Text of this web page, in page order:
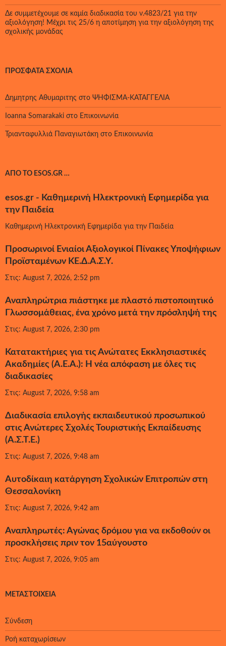
Δε συμμετέχουμε σε καμία διαδικασία του ν.4823/21 για την
αξιολόγηση! Μέχρι τις 25/6 η αποτίμηση για την αξιολόγηση της
σχολικής μονάδας
ΠΡΌΣΦΑΤΑ ΣΧΌΛΙΑ
Δημητρης Αθυμαριτης στο ΨΗΦΙΣΜΑ-ΚΑΤΑΓΓΕΛΙΑ
Ioanna Somarakaki στο Επικοινωνία
Τριανταφυλλιά Παναγιωτάκη στο Επικοινωνία
ΑΠΌ ΤΟ ESOS.GR …
esos.gr - Καθημερινή Ηλεκτρονική Εφημερίδα για
την Παιδεία
Καθημερινή Ηλεκτρονική Εφημερίδα για την Παιδεία
Προσωρινοί Ενιαίοι Αξιολογικοί Πίνακες Υποψήφιων
Προϊσταμένων ΚΕ.Δ.Α.Σ.Υ.
Στις: August 7, 2026, 2:52 pm
Αναπληρώτρια πιάστηκε με πλαστό πιστοποιητικό
Γλωσσομάθειας, ένα χρόνο μετά την πρόσληψή της
Στις: August 7, 2026, 2:30 pm
Κατατακτήριες για τις Ανώτατες Εκκλησιαστικές
Ακαδημίες (Α.Ε.Α.): Η νέα απόφαση με όλες τις
διαδικασίες
Στις: August 7, 2026, 9:58 am
Διαδικασία επιλογής εκπαιδευτικού προσωπικού
στις Ανώτερες Σχολές Τουριστικής Εκπαίδευσης
(Α.Σ.Τ.Ε.)
Στις: August 7, 2026, 9:48 am
Αυτοδίκαιη κατάργηση Σχολικών Επιτροπών στη
Θεσσαλονίκη
Στις: August 7, 2026, 9:42 am
Αναπληρωτές: Αγώνας δρόμου για να εκδοθούν οι
προσκλήσεις πριν τον 15αύγουστο
Στις: August 7, 2026, 9:05 am
ΜΕΤΑΣΤΟΙΧΕΊΑ
Σύνδεση
Ροή καταχωρίσεων